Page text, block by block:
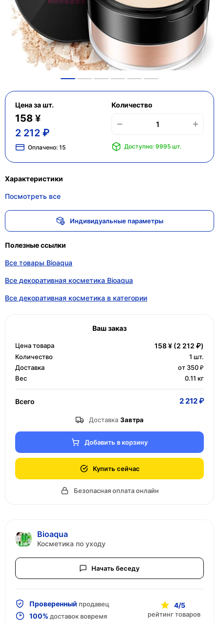
Цена за шт.
158 ¥
2 212 ₽
Оплачено: 15
Количество
Доступно: 9995 шт.
Характеристики
Посмотреть все
Индивидуальные параметры
Полезные ссылки
Все товары Bioaqua
Все декоративная косметика Bioaqua
Все декоративная косметика в категории
Ваш заказ
Цена товара 158 ¥ (2 212 ₽)
Количество 1 шт.
Доставка
от 350 ₽
Вес
0.11 кг
Всего 2 212 ₽
Доставка Завтра
Добавить в корзину
Купить сейчас
Безопасная оплата онлайн
Bioaqua
Косметика по уходу
Начать беседу
Проверенный продавец
100% доставок вовремя
4/5
рейтинг товаров